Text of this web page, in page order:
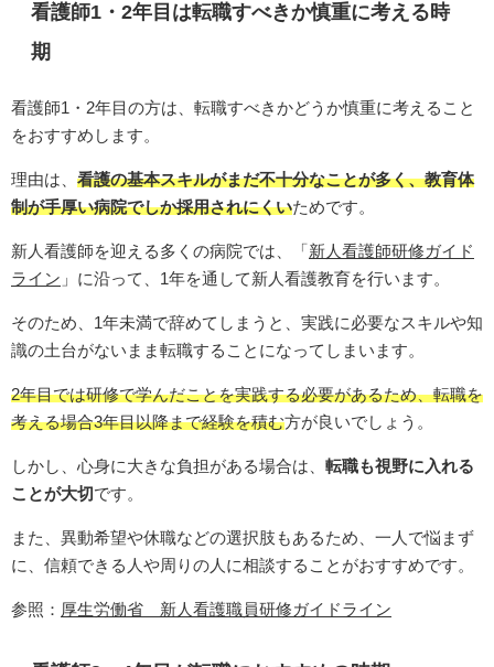
看護師1・2年目は転職すべきか慎重に考える時
期
看護師1・2年目の方は、転職すべきかどうか慎重に考えること
をおすすめします。
理由は、 看護の基本スキルがまだ不十分なことが多く、教育体
制が手厚い病院でしか採用されにくいためです。
新人看護師を迎える多くの病院では、「新人看護師研修ガイド
ライン 」に沿って、1年を通して新人看護教育を行います。
そのため、1年未満で辞めてしまうと、実践に必要なスキルや知
識の土台がないまま転職することになってしまいます。
2年目では研修で学んだことを実践する必要があるため、転職を
考える場合3年目以降まで経験を積む方が良いでしょう。
しかし、心身に大きな負担がある場合は、 転職も視野に入れる
ことが大切です。
また、異動希望や休職などの選択肢もあるため、一人で悩まず
に、信頼できる人や周りの人に相談することがおすすめです。
参照： 厚生労働省 新人看護職員研修ガイドライン